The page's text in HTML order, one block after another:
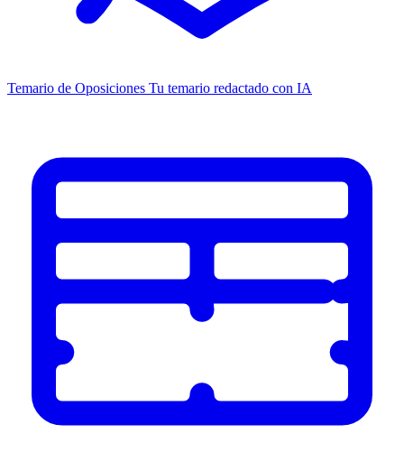
Temario de Oposiciones Tu temario redactado con IA